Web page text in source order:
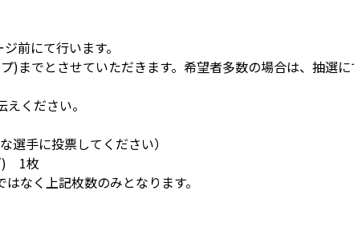
前にて行います。
までとさせていただきます。希望者多数の場合は、抽選に
ください。
手に投票してください）
) 1枚
なく上記枚数のみとなります。